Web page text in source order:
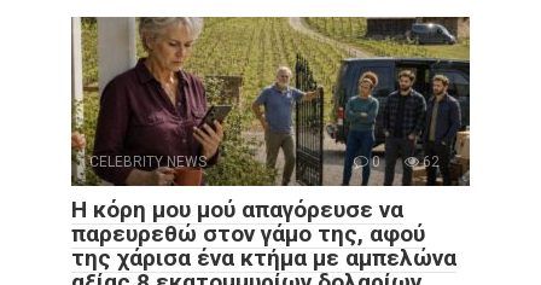
CELEBRITY NEWS 0 62
Η κόρη μου μού απαγόρευσε να
παρευρεθώ στον γάμο της, αφού
της χάρισα ένα κτήμα με αμπελώνα